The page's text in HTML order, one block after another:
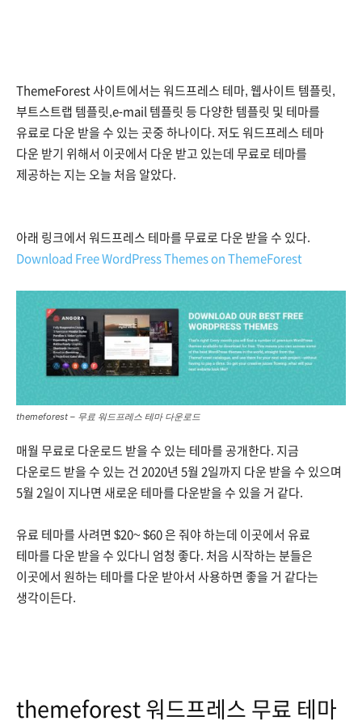
ThemeForest 사이트에서는 워드프레스 테마, 웹사이트 템플릿,
부트스트랩 템플릿,e-mail 템플릿 등 다양한 템플릿 및 테마를
유료로 다운 받을 수 있는 곳중 하나이다. 저도 워드프레스 테마
다운 받기 위해서 이곳에서 다운 받고 있는데 무료로 테마를
제공하는 지는 오늘 처음 알았다.
아래 링크에서 워드프레스 테마를 무료로 다운 받을 수 있다.
Download Free WordPress Themes on ThemeForest
themeforest – 무료 워드프레스 테마 다운로드
매월 무료로 다운로드 받을 수 있는 테마를 공개한다. 지금
다운로드 받을 수 있는 건 2020년 5월 2일까지 다운 받을 수 있으며
5월 2일이 지나면 새로운 테마를 다운받을 수 있을 거 같다.
유료 테마를 사려면 $20~ $60 은 줘야 하는데 이곳에서 유료
테마를 다운 받을 수 있다니 엄청 좋다. 처음 시작하는 분들은
이곳에서 원하는 테마를 다운 받아서 사용하면 좋을 거 같다는
생각이든다.
themeforest 워드프레스 무료 테마